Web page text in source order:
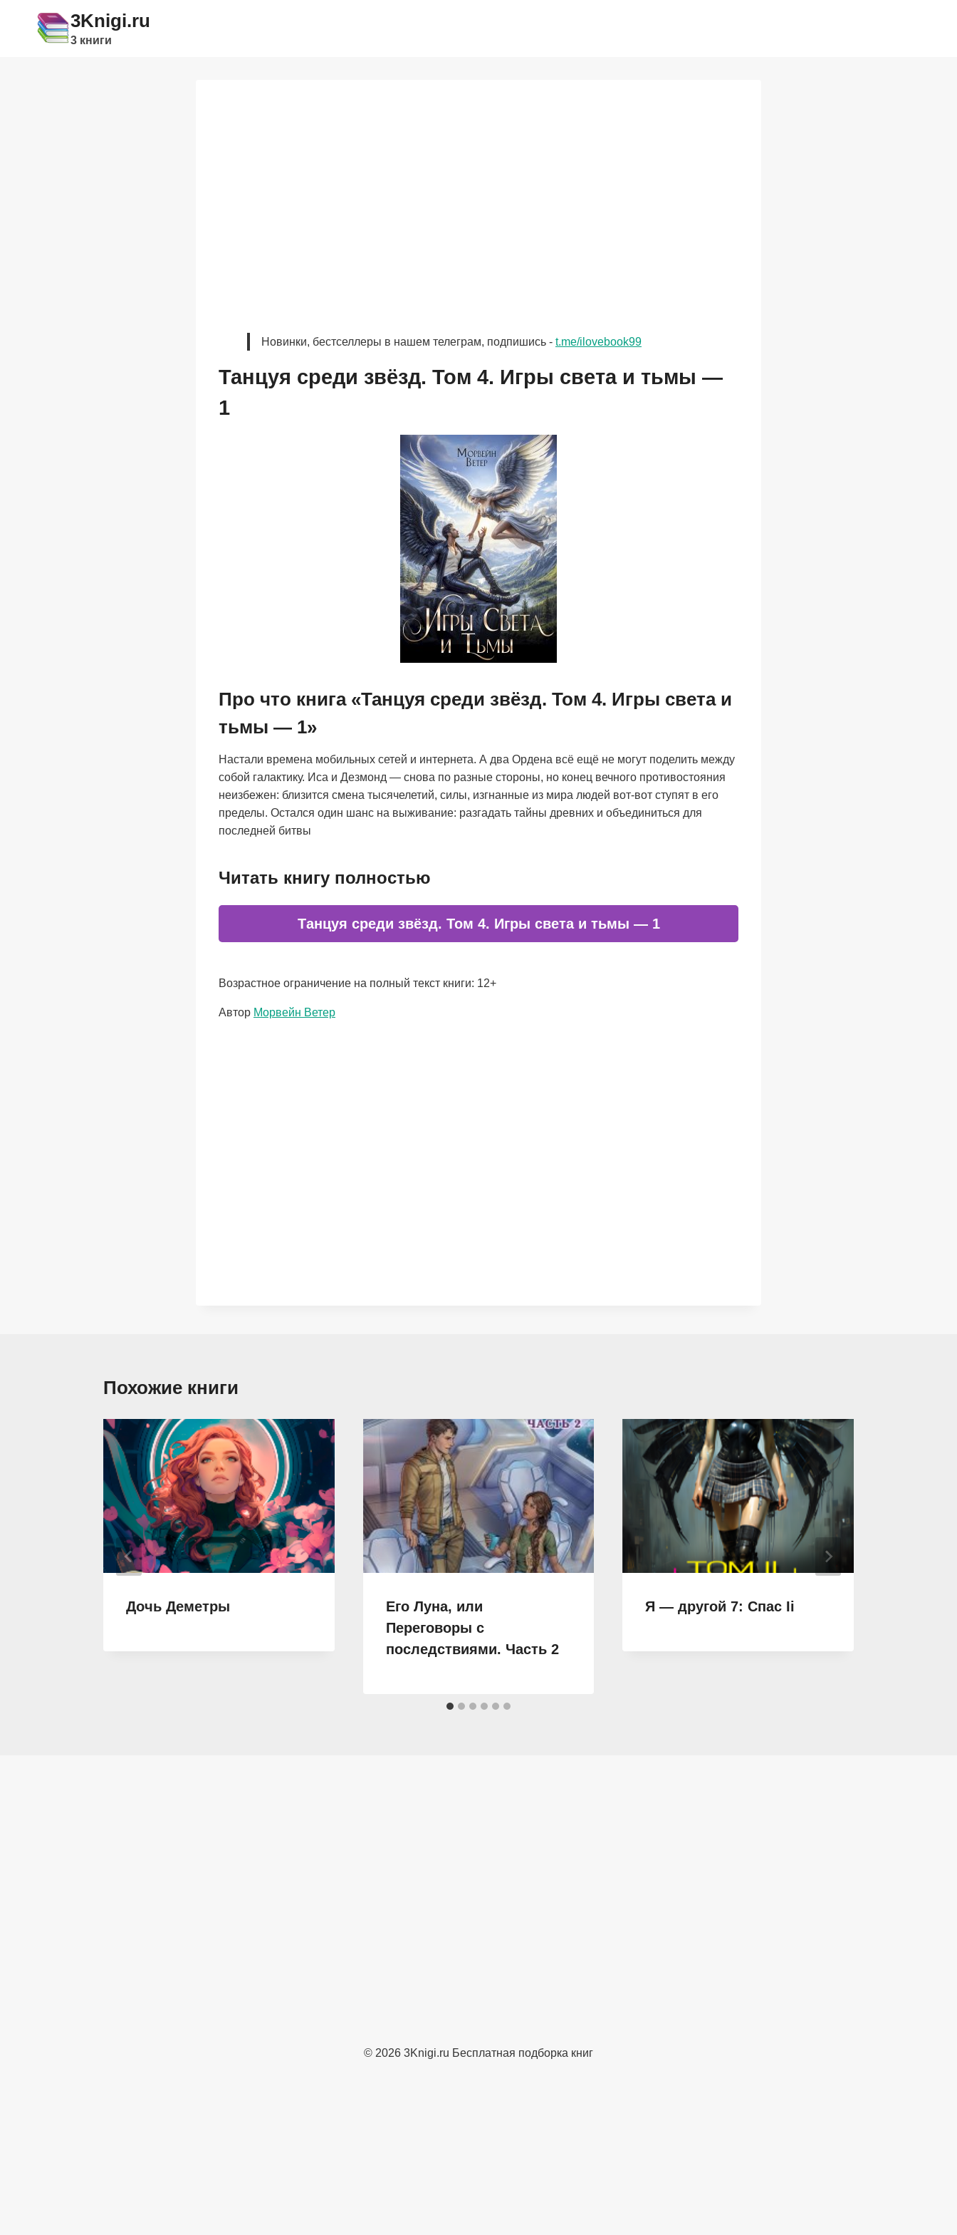
содержимому
3Knigi.ru
3 книги
Новинки, бестселлеры в нашем телеграм, подпишись - t.me/ilovebook99
Танцуя среди звёзд. Том 4. Игры света и тьмы —
1
Про что книга «Танцуя среди звёзд. Том 4. Игры света и
тьмы — 1»
Настали времена мобильных сетей и интернета. А два Ордена всё ещё не могут поделить между
собой галактику. Иса и Дезмонд — снова по разные стороны, но конец вечного противостояния
неизбежен: близится смена тысячелетий, силы, изгнанные из мира людей вот-вот ступят в его
пределы. Остался один шанс на выживание: разгадать тайны древних и объединиться для
последней битвы
Читать книгу полностью
Танцуя среди звёзд. Том 4. Игры света и тьмы — 1
Возрастное ограничение на полный текст книги: 12+
Метки
Автор Морвейн Ветер
Похожие книги
Дочь Деметры
Его Луна, или
Переговоры с
последствиями. Часть 2
Я — другой 7: Спас Ii
© 2026 3Knigi.ru Бесплатная подборка книг